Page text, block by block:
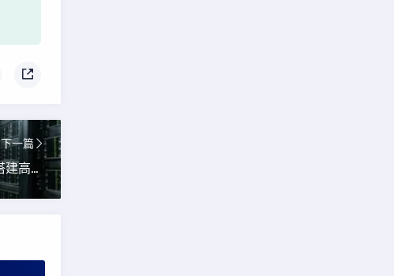
下一篇
Centos数据库连接池配置详解（手把手教你搭建高效稳定的MySQL连接池）